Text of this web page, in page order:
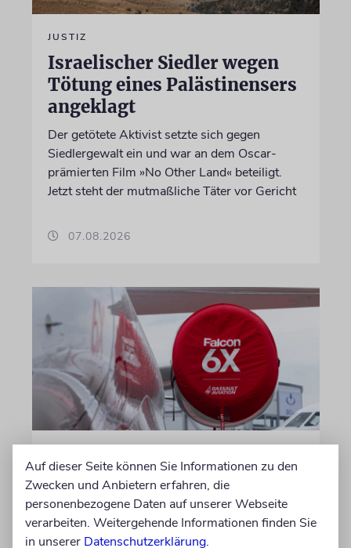
JUSTIZ
Israelischer Siedler wegen
Tötung eines Palästinensers
angeklagt
Der getötete Aktivist setzte sich gegen
Siedlergewalt ein und war an dem Oscar-
prämierten Film »No Other Land« beteiligt.
Jetzt steht der mutmaßliche Täter vor Gericht
07.08.2026
Wegen Israel-Boykott:
Irisches Regierungsflugzeug
kann nicht mehr im Nebel
Auf dieser Seite können Sie Informationen zu den
Zwecken und Anbietern erfahren, die
personenbezogene Daten auf unserer Webseite
verarbeiten. Weitergehende Informationen finden Sie
in unserer Datenschutzerklärung.